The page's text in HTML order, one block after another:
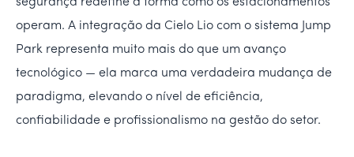
operam. A integração da Cielo Lio com o sistema Jump
Park representa muito mais do que um avanço
tecnológico — ela marca uma verdadeira mudança de
paradigma, elevando o nível de eficiência,
confiabilidade e profissionalismo na gestão do setor.